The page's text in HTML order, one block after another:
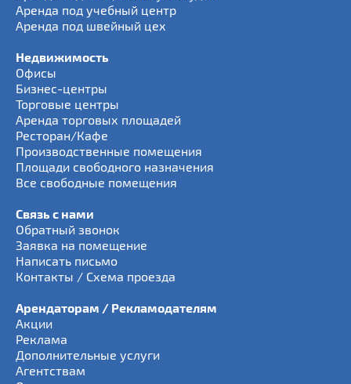
Аренда под учебный центр
Аренда под швейный цех
Недвижимость
Офисы
Бизнес-центры
Торговые центры
Аренда торговых площадей
Ресторан/Кафе
Производственные помещения
Площади свободного назначения
Все свободные помещения
Связь с нами
Обратный звонок
Заявка на помещение
Написать письмо
Контакты / Схема проезда
Арендаторам / Рекламодателям
Акции
Реклама
Дополнительные услуги
Агентствам